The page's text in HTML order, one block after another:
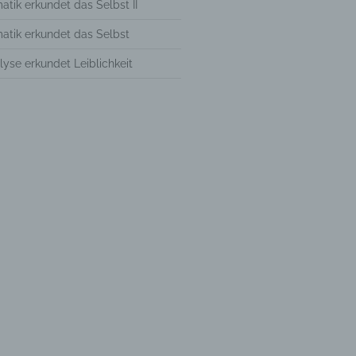
erkundet das Selbst II
erkundet das Selbst
erkundet Leiblichkeit
und